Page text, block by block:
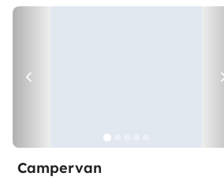
Campervan